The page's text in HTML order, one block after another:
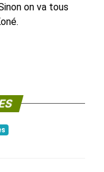
on va tous